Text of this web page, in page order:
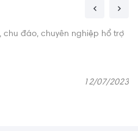
chu đáo, chuyên nghiệp hổ trợ
12/07/2023